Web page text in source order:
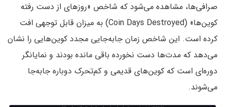
صرافی‌ها، مشاهده می‌شود که شاخص «روزهای از دست رفته
کوین‌ها» (Coin Days Destroyed) به میزان قابل توجهی افت
کرده است. این شاخص زمان جابه‌جایی مجدد کوین‌هایی را نشان
می‌دهد که مدت‌ها دست نخورده باقی مانده بودند و نمایانگر
دوره‌ای است که کوین‌های قدیمی و کم‌تحرک دوباره جابه‌جا
می‌شوند.